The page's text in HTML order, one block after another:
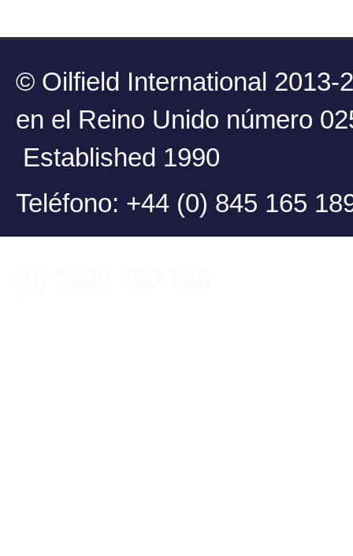
© Oilfield
en el Reino
Established 1990
Teléfono: +44